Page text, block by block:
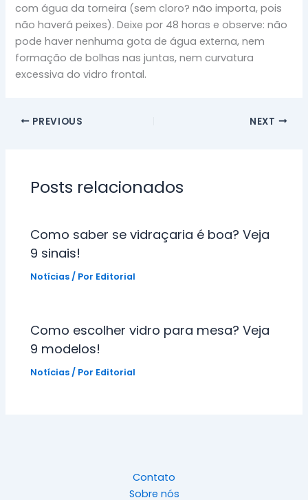
com água da torneira (sem cloro? não importa, pois
não haverá peixes). Deixe por 48 horas e observe: não
pode haver nenhuma gota de água externa, nem
formação de bolhas nas juntas, nem curvatura
excessiva do vidro frontal.
PREVIOUS NEXT
Posts relacionados
Como saber se vidraçaria é boa? Veja
9 sinais!
Notícias / Por Editorial
Como escolher vidro para mesa? Veja
9 modelos!
Notícias / Por Editorial
Contato
Sobre nós